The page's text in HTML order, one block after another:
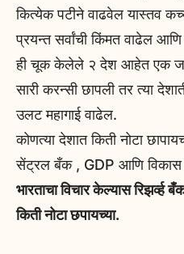
कित्येक पटीने वाढवेल यास्तव
प्रयन्त सर्वांची किंमत वाढेल आणि
ही चूक केलेले २ देश आहेत एक
सारी करन्सी छापली तर त्या
उलट महागाई वाढेल.
कोणत्या देशात किती नोटा
सेंट्रल बँक , GDP आणि विकास
भारताचा विचार केल्यास
किती नोटा छपायच्या.